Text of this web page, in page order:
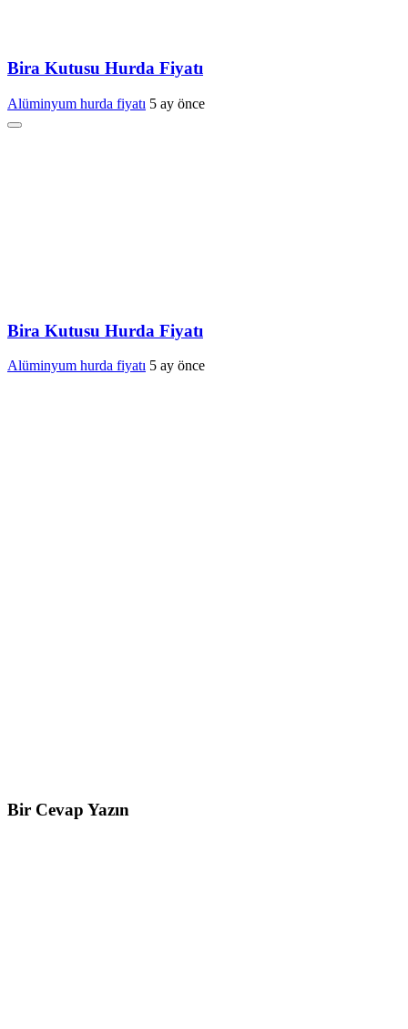
Bira Kutusu Hurda Fiyatı
Alüminyum hurda fiyatı 5 ay önce
Bira Kutusu Hurda Fiyatı
Alüminyum hurda fiyatı 5 ay önce
Bir Cevap Yazın